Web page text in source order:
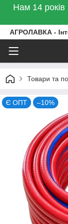
Нам 14
АГРОЛАВКА -
Товари та
Є ОПТ –10%